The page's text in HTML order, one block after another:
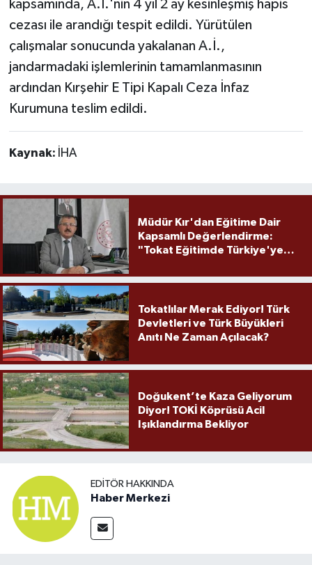
kapsamında, A.İ.'nin 4 yıl 2 ay kesinleşmiş hapis
cezası ile arandığı tespit edildi. Yürütülen
çalışmalar sonucunda yakalanan A.İ.,
jandarmadaki işlemlerinin tamamlanmasının
ardından Kırşehir E Tipi Kapalı Ceza İnfaz
Kurumuna teslim edildi.
Kaynak: İHA
Müdür Kır'dan Eğitime Dair
Kapsamlı Değerlendirme:
"Tokat Eğitimde Türkiye'ye
Tokatlılar Merak Ediyor! Türk
Devletleri ve Türk Büyükleri
Anıtı Ne Zaman Açılacak?
Doğukent’te Kaza Geliyorum
Diyor! TOKİ Köprüsü Acil
Işıklandırma Bekliyor
EDITÖR HAKKINDA
Haber Merkezi